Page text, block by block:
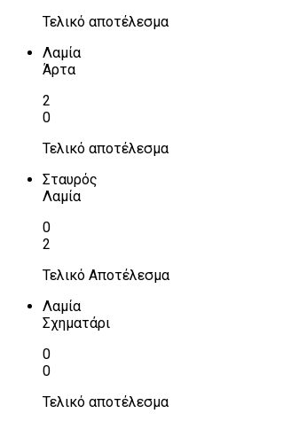
Τελικό αποτέλεσμα
Λαμία
Άρτα
2
0
Τελικό αποτέλεσμα
Σταυρός
Λαμία
0
2
Τελικό Αποτέλεσμα
Λαμία
Σχηματάρι
0
0
Τελικό αποτέλεσμα